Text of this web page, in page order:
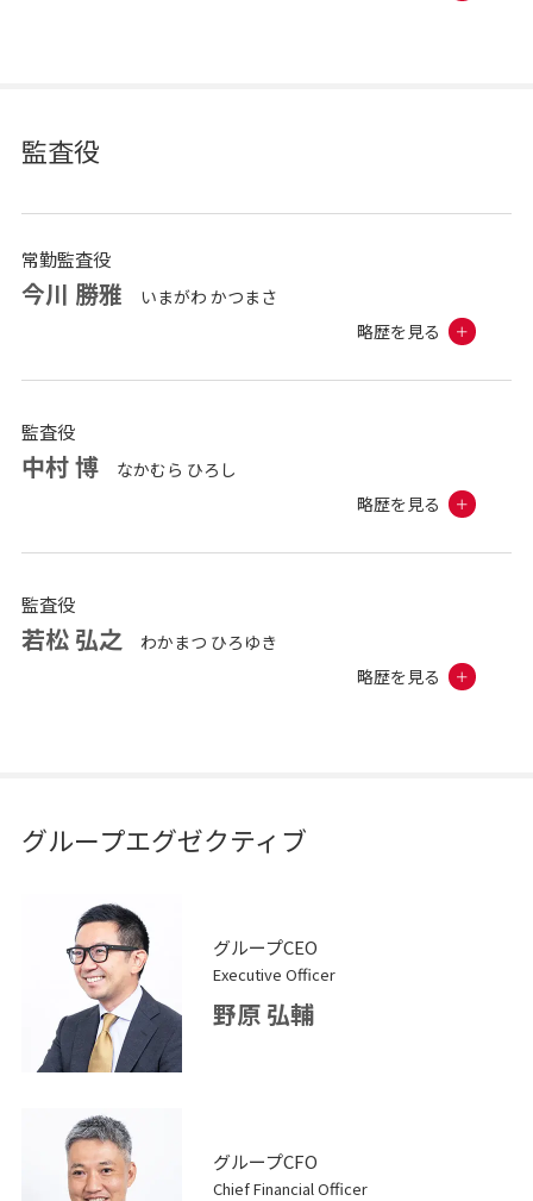
監査役
常勤監査役
今川 勝雅
いまがわ かつまさ
略歴を見る
監査役
中村 博
なかむら ひろし
略歴を見る
監査役
若松 弘之
わかまつ ひろゆき
略歴を見る
グループエグゼクティブ
グループCEO
Executive Officer
野原 弘輔
グループCFO
Chief Financial Officer